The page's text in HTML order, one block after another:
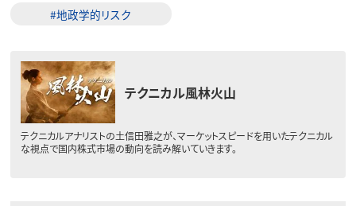
#地政学的リスク
テクニカル風林火山
テクニカルアナリストの土信田雅之が、マーケットスピードを用いたテクニカル
な視点で国内株式市場の動向を読み解いていきます。